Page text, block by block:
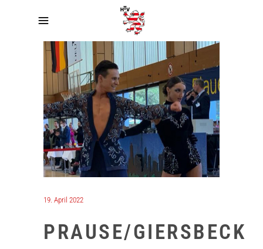
19. April 2022
PRAUSE/GIERSBECK